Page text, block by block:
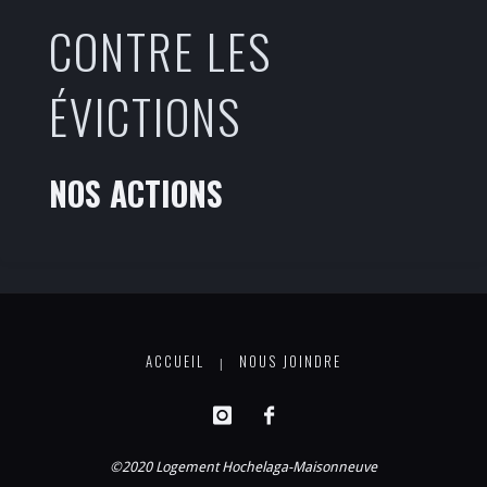
CONTRE LES
ÉVICTIONS
NOS ACTIONS
ACCUEIL | NOUS JOINDRE
©2020 Logement Hochelaga-Maisonneuve